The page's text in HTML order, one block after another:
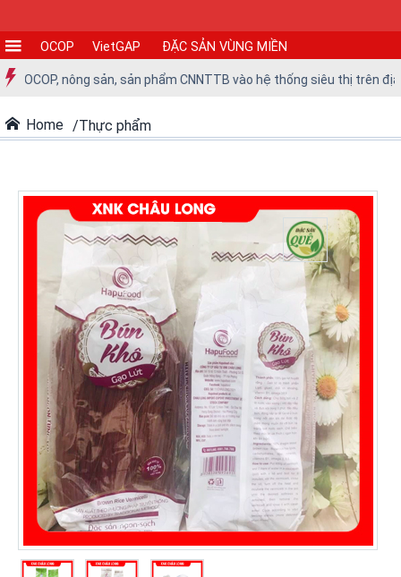
CƠ
SẢN
XUẤT
khuyến
mãi
THÔNG
TIN
FTA
BẢN
OCOP VietGAP ĐẶC SẢN VÙNG MIỀN
nông sản, sản phẩm CNNTTB vào hệ thống siêu thị trên địa bàn
Home Thực phẩm